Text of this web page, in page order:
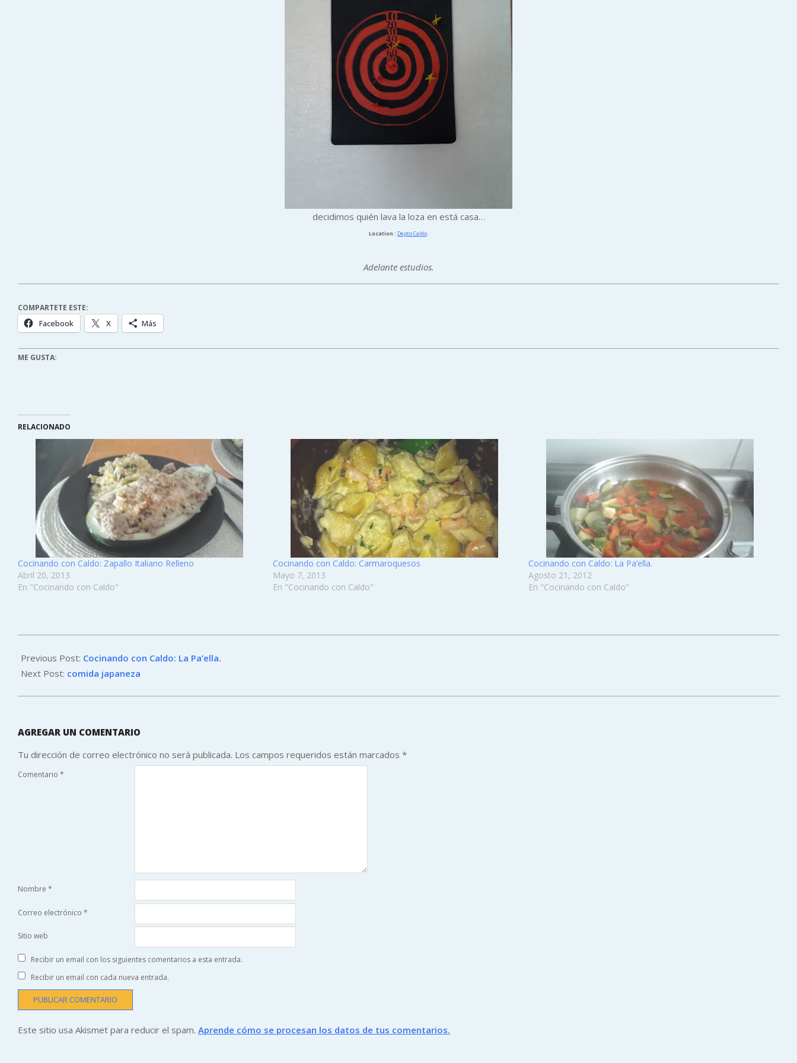
decidimos quién lava la loza en está casa…
Location : Depto Caldo,
Adelante estudios.
COMPARTETE ESTE:
Facebook X Más
ME GUSTA:
RELACIONADO
Cocinando con Caldo: Zapallo Italiano Relleno
Abril 20, 2013
En "Cocinando con Caldo"
Cocinando con Caldo: Carmaroquesos
Mayo 7, 2013
En "Cocinando con Caldo"
Cocinando con Caldo: La Pa’ella.
Agosto 21, 2012
En "Cocinando con Caldo"
08-
23
Previous Post: Cocinando con Caldo: La Pa’ella.
Next Post: comida japaneza
AGREGAR UN COMENTARIO
Tu dirección de correo electrónico no será publicada. Los campos requeridos están marcados *
Comentario *
Nombre *
Correo electrónico *
Sitio web
Recibir un email con los siguientes comentarios a esta entrada.
Recibir un email con cada nueva entrada.
Este sitio usa Akismet para reducir el spam. Aprende cómo se procesan los datos de tus comentarios.